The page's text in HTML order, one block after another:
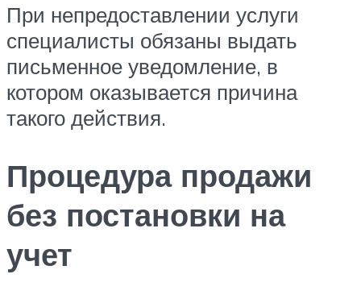
При непредоставлении услуги
специалисты обязаны выдать
письменное уведомление, в
котором оказывается причина
такого действия.
Процедура продажи
без постановки на
учет